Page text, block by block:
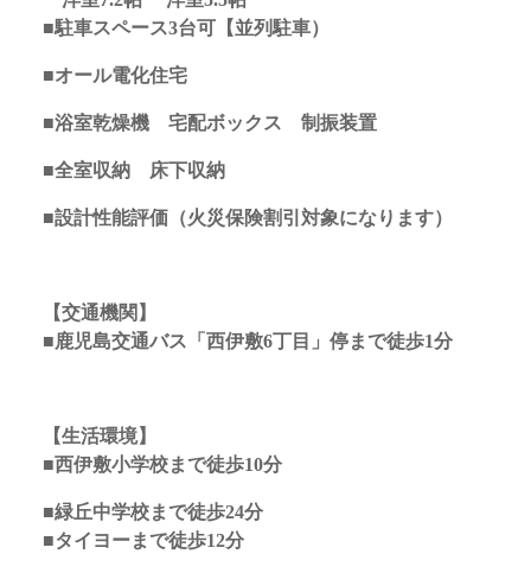
■駐車スペース3台可【並列駐車）
■オール電化住宅
■浴室乾燥機 宅配ボックス 制振装置
■全室収納 床下収納
■設計性能評価（火災保険割引対象になります）
【交通機関】
■鹿児島交通バス「西伊敷6丁目」停まで徒歩1分
【生活環境】
■西伊敷小学校まで徒歩10分
■緑丘中学校まで徒歩24分
■タイヨーまで徒歩12分